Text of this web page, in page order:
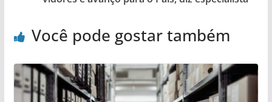
Você pode gostar também